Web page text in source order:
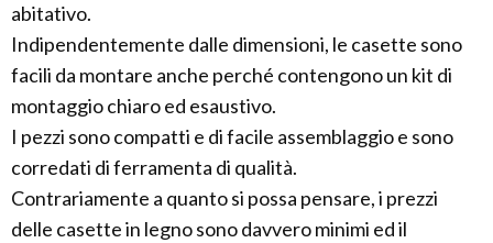
abitativo.
Indipendentemente dalle dimensioni, le casette sono
facili da montare anche perché contengono un kit di
montaggio chiaro ed esaustivo.
I pezzi sono compatti e di facile assemblaggio e sono
corredati di ferramenta di qualità.
Contrariamente a quanto si possa pensare, i prezzi
delle casette in legno sono davvero minimi ed il